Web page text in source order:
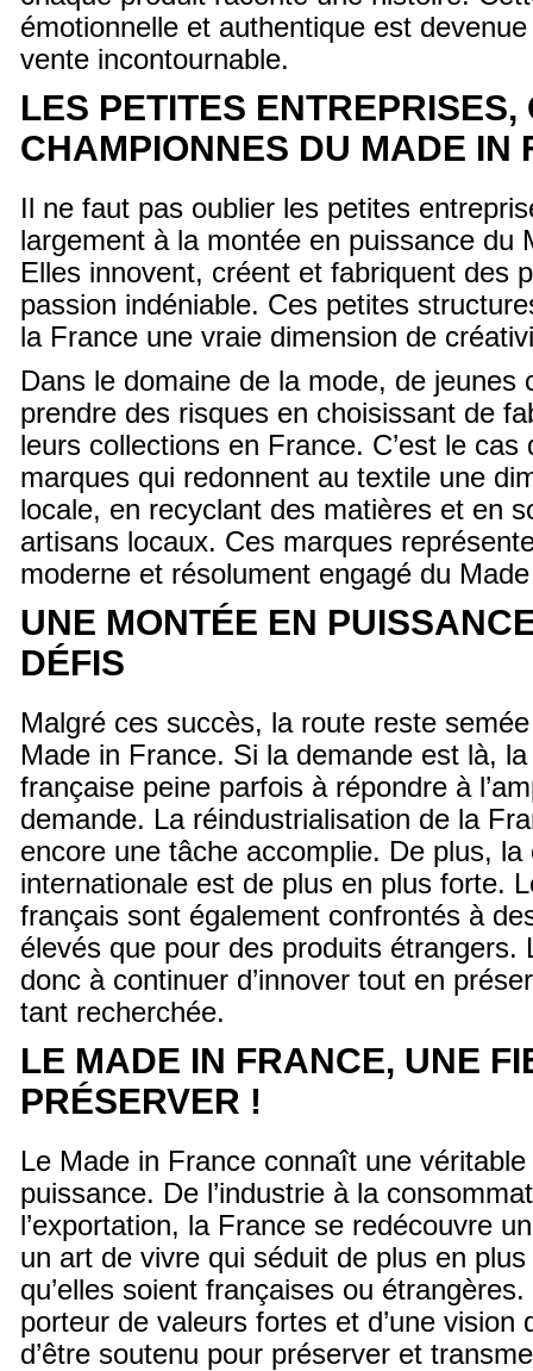
émotionnelle et authentique est
vente incontournable.
LES PETITES ENTREPRISES,
CHAMPIONNES DU MADE IN
Il ne faut pas oublier les petites
largement à la montée en puissance du
Elles innovent, créent et fabriquent des
passion indéniable. Ces petites
la France une vraie dimension de
Dans le domaine de la mode, de jeunes
prendre des risques en choisissant de
leurs collections en France. C’est le cas
marques qui redonnent au textile une
locale, en recyclant des matières et en
artisans locaux. Ces marques
moderne et résolument engagé du
UNE MONTÉE EN
DÉFIS
Malgré ces succès, la route reste
Made in France. Si la demande est là,
française peine parfois à répondre à
demande. La réindustrialisation de la
encore une tâche accomplie. De plus, la
internationale est de plus en plus forte.
français sont également confrontés à
élevés que pour des produits étrangers.
donc à continuer d’innover tout en
tant recherchée.
LE MADE IN FRANCE, UNE
PRÉSERVER !
Le Made in France connaît une
puissance. De l’industrie à la
l’exportation, la France se redécouvre
un art de vivre qui séduit de plus en
qu’elles soient françaises ou
porteur de valeurs fortes et d’une vision
d’être soutenu pour préserver et